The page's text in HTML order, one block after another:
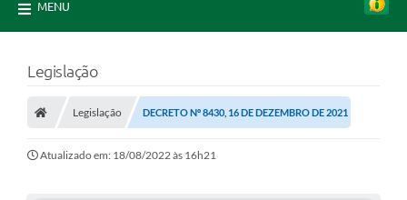
MENU
Legislação
Legislação DECRETO Nº 8430, 16 DE DEZEMBRO DE 2021
Atualizado em: 18/08/2022 às 16h21